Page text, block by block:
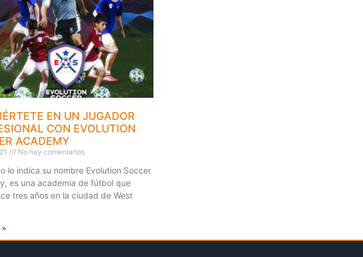
EN UN JUGADOR
CON EVOLUTION
ACADEMY
No hay comentarios
lo indica su nombre Evolution Soccer
es una academia de fútbol que
tres años en la ciudad de West
»